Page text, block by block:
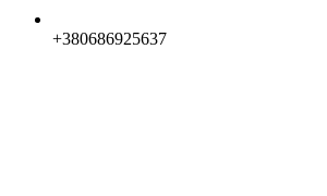
+380686925637